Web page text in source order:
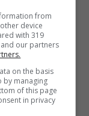
le
e
stampa:
from
device
with 319
our partners
on the basis
by managing
of this page
in privacy